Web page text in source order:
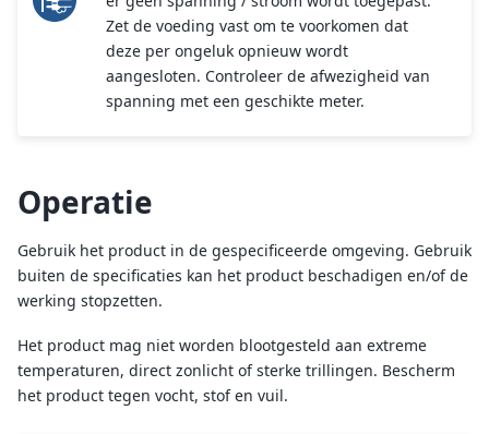
Zet de voeding vast om te voorkomen dat
deze per ongeluk opnieuw wordt
aangesloten. Controleer de afwezigheid van
spanning met een geschikte meter.
Operatie
Gebruik het product in de gespecificeerde omgeving. Gebruik
buiten de specificaties kan het product beschadigen en/of de
werking stopzetten.
Het product mag niet worden blootgesteld aan extreme
temperaturen, direct zonlicht of sterke trillingen. Bescherm
het product tegen vocht, stof en vuil.